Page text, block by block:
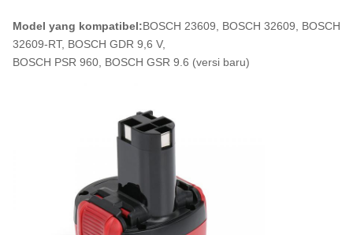
Model yang kompatibel:BOSCH 23609, BOSCH 32609, BOSCH
32609-RT, BOSCH GDR 9,6 V,
BOSCH PSR 960, BOSCH GSR 9.6 (versi baru)